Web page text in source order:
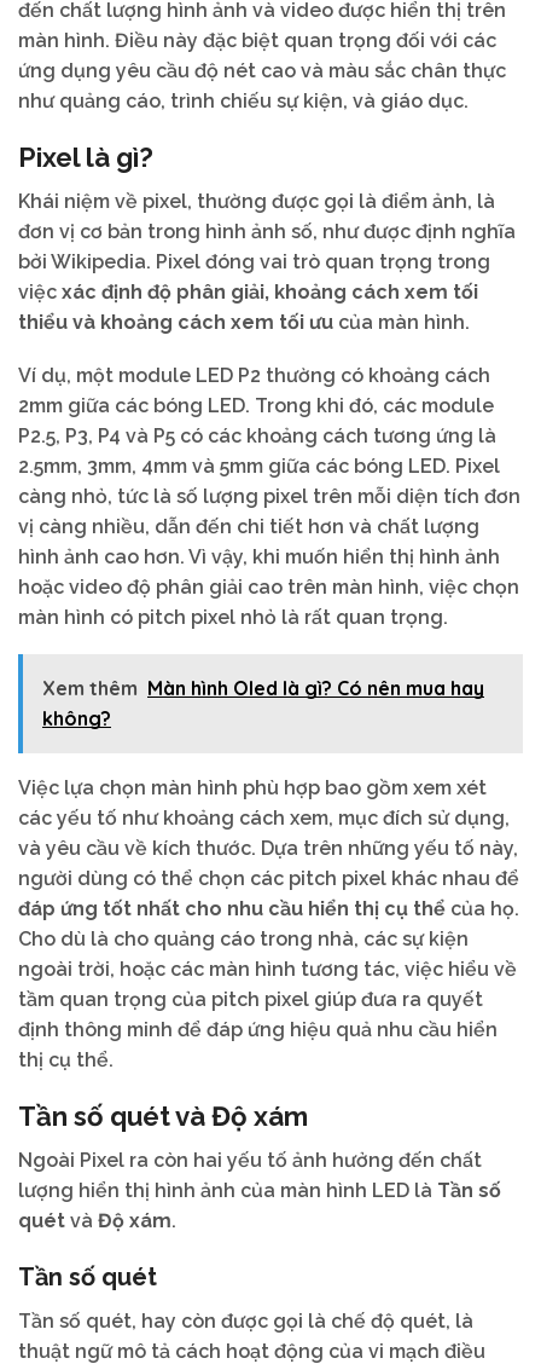
đến chất lượng hình ảnh và video được hiển thị trên
màn hình. Điều này đặc biệt quan trọng đối với các
ứng dụng yêu cầu độ nét cao và màu sắc chân thực
như quảng cáo, trình chiếu sự kiện, và giáo dục.
Pixel là gì?
Khái niệm về pixel, thường được gọi là điểm ảnh, là
đơn vị cơ bản trong hình ảnh số, như được định nghĩa
bởi Wikipedia. Pixel đóng vai trò quan trọng trong
việc xác định độ phân giải, khoảng cách xem tối
thiểu và khoảng cách xem tối ưu của màn hình.
Ví dụ, một module LED P2 thường có khoảng cách
2mm giữa các bóng LED. Trong khi đó, các module
P2.5, P3, P4 và P5 có các khoảng cách tương ứng là
2.5mm, 3mm, 4mm và 5mm giữa các bóng LED. Pixel
càng nhỏ, tức là số lượng pixel trên mỗi diện tích đơn
vị càng nhiều, dẫn đến chi tiết hơn và chất lượng
hình ảnh cao hơn. Vì vậy, khi muốn hiển thị hình ảnh
hoặc video độ phân giải cao trên màn hình, việc chọn
màn hình có pitch pixel nhỏ là rất quan trọng.
Xem thêm Màn hình Oled là gì? Có nên mua hay
không?
Việc lựa chọn màn hình phù hợp bao gồm xem xét
các yếu tố như khoảng cách xem, mục đích sử dụng,
và yêu cầu về kích thước. Dựa trên những yếu tố này,
người dùng có thể chọn các pitch pixel khác nhau để
đáp ứng tốt nhất cho nhu cầu hiển thị cụ thể của họ.
Cho dù là cho quảng cáo trong nhà, các sự kiện
ngoài trời, hoặc các màn hình tương tác, việc hiểu về
tầm quan trọng của pitch pixel giúp đưa ra quyết
định thông minh để đáp ứng hiệu quả nhu cầu hiển
thị cụ thể.
Tần số quét và Độ xám
Ngoài Pixel ra còn hai yếu tố ảnh hưởng đến chất
lượng hiển thị hình ảnh của màn hình LED là Tần số
quét và Độ xám.
Tần số quét
Tần số quét, hay còn được gọi là chế độ quét, là
thuật ngữ mô tả cách hoạt động của vi mạch điều